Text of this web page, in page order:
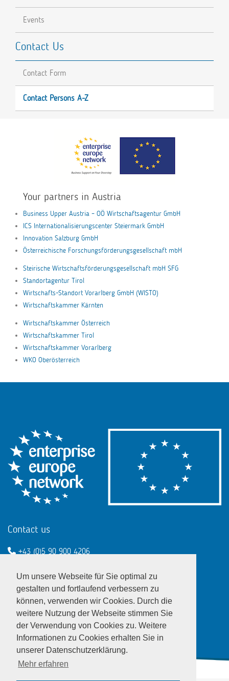
Um unsere Webseite für Sie optimal zu
gestalten und fortlaufend verbessern zu
können, verwenden wir Cookies. Durch die
weitere Nutzung der Webseite stimmen Sie
der Verwendung von Cookies zu. Weitere
Informationen zu Cookies erhalten Sie in
unserer Datenschutzerklärung.
Mehr erfahren
Events
Contact Us
Contact Form
Contact Persons A-Z
Your partners in Austria
Business Upper Austria – OÖ Wirtschaftsagentur GmbH
ICS Internationalisierungscenter Steiermark GmbH
Innovation Salzburg GmbH
Österreichische Forschungsförderungsgesellschaft mbH
Steirische Wirtschaftsförderungsgesellschaft mbH SFG
Standortagentur Tirol
Wirtschafts-Standort Vorarlberg GmbH (WISTO)
Wirtschaftskammer Kärnten
Wirtschaftskammer Österreich
Wirtschaftskammer Tirol
Wirtschaftskammer Vorarlberg
WKO Oberösterreich
Contact us
+43 (0)5 90 900 4206
Enterprise Europe Network - EU
LinkedInTwitterYoutubeFacebook